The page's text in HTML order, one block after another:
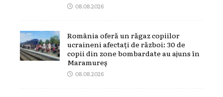
08.08.2026
România oferă un răgaz copiilor
ucraineni afectați de război: 30 de
copii din zone bombardate au ajuns în
Maramureș
08.08.2026